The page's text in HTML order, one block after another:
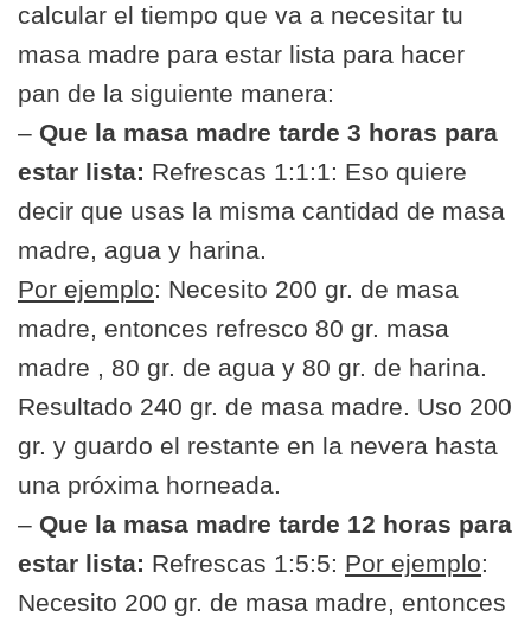
calcular el tiempo que va a necesitar tu
masa madre para estar lista para hacer
pan de la siguiente manera:
– Que la masa madre tarde 3 horas para
estar lista: Refrescas 1:1:1: Eso quiere
decir que usas la misma cantidad de masa
madre, agua y harina.
Por ejemplo: Necesito 200 gr. de masa
madre, entonces refresco 80 gr. masa
madre , 80 gr. de agua y 80 gr. de harina.
Resultado 240 gr. de masa madre. Uso 200
gr. y guardo el restante en la nevera hasta
una próxima horneada.
– Que la masa madre tarde 12 horas para
estar lista: Refrescas 1:5:5: Por ejemplo:
Necesito 200 gr. de masa madre, entonces